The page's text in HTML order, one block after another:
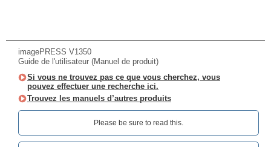
imagePRESS V1350
Guide de l'utilisateur (Manuel de produit)
Si vous ne trouvez pas ce que vous cherchez, vous
pouvez effectuer une recherche ici.
Trouvez les manuels d’autres produits
Please be sure to read this.‎